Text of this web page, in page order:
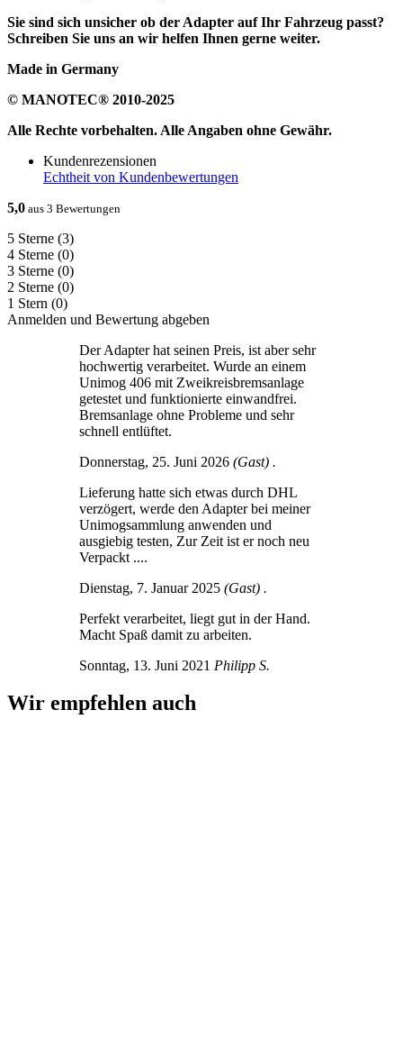
Sie sind sich unsicher ob der Adapter auf Ihr Fahrzeug passt?
Schreiben Sie uns an wir helfen Ihnen gerne weiter.
Made in Germany
© MANOTEC® 2010-2025
Alle Rechte vorbehalten. Alle Angaben ohne Gewähr.
Kundenrezensionen
Echtheit von Kundenbewertungen
5,0 aus 3 Bewertungen
5 Sterne (3)
4 Sterne (0)
3 Sterne (0)
2 Sterne (0)
1 Stern (0)
Anmelden und Bewertung abgeben
Der Adapter hat seinen Preis, ist aber sehr
hochwertig verarbeitet. Wurde an einem
Unimog 406 mit Zweikreisbremsanlage
getestet und funktionierte einwandfrei.
Bremsanlage ohne Probleme und sehr
schnell entlüftet.
Donnerstag, 25. Juni 2026 (Gast) .
Lieferung hatte sich etwas durch DHL
verzögert, werde den Adapter bei meiner
Unimogsammlung anwenden und
ausgiebig testen, Zur Zeit ist er noch neu
Verpackt ....
Dienstag, 7. Januar 2025 (Gast) .
Perfekt verarbeitet, liegt gut in der Hand.
Macht Spaß damit zu arbeiten.
Sonntag, 13. Juni 2021 Philipp S.
Wir empfehlen auch